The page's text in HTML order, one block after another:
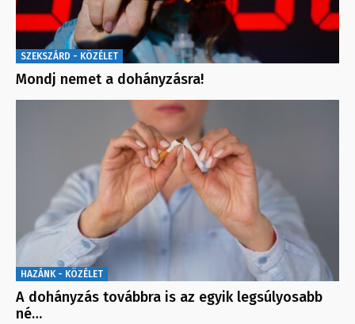
SZEKSZÁRD - KÖZÉLET
Mondj nemet a dohányzásra!
HAZÁNK - KÖZÉLET
A dohányzás továbbra is az egyik legsúlyosabb
né…